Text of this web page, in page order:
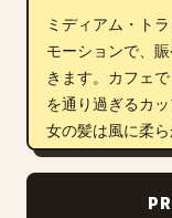
ミディアム・ト
モーションで、
きます。カフェ
を通り過ぎるカ
女の髪は風に柔
周りに繊細な輝